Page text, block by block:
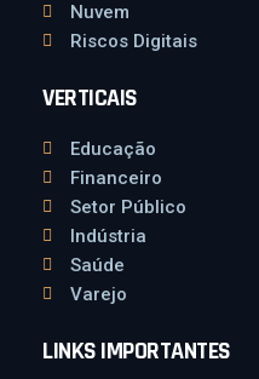
Nuvem
Riscos Digitais
VERTICAIS
Educação
Financeiro
Setor Público
Indústria
Saúde
Varejo
LINKS IMPORTANTES